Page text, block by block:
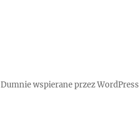
Dumnie wspierane przez WordPress